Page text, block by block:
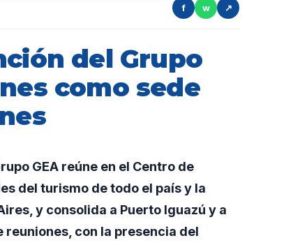
f w ↗
del Grupo
como sede
GEA reúne en el Centro de
del turismo de todo el país y la
y consolida a Puerto Iguazú y a
con la presencia del